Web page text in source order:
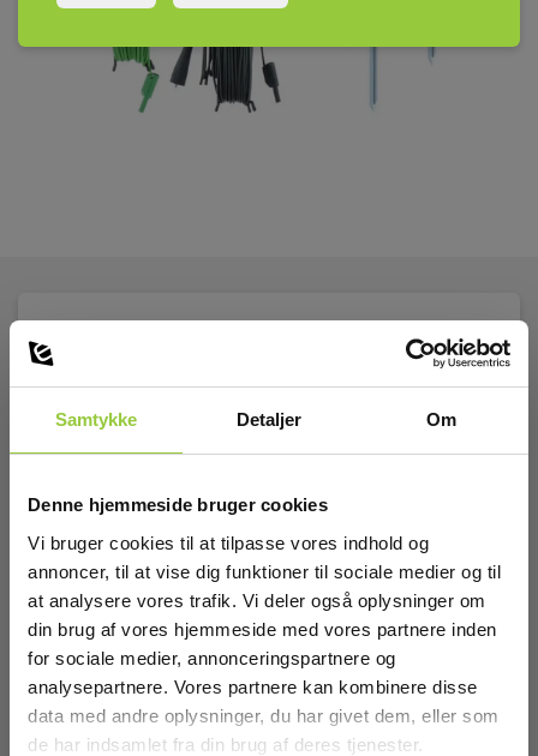
Samtykke Detaljer Om
Denne hjemmeside bruger cookies
Vi bruger cookies til at tilpasse vores indhold og
annoncer, til at vise dig funktioner til sociale medier og til
at analysere vores trafik. Vi deler også oplysninger om
din brug af vores hjemmeside med vores partnere inden
for sociale medier, annonceringspartnere og
analysepartnere. Vores partnere kan kombinere disse
data med andre oplysninger, du har givet dem, eller som
de har indsamlet fra din brug af deres tjenester.